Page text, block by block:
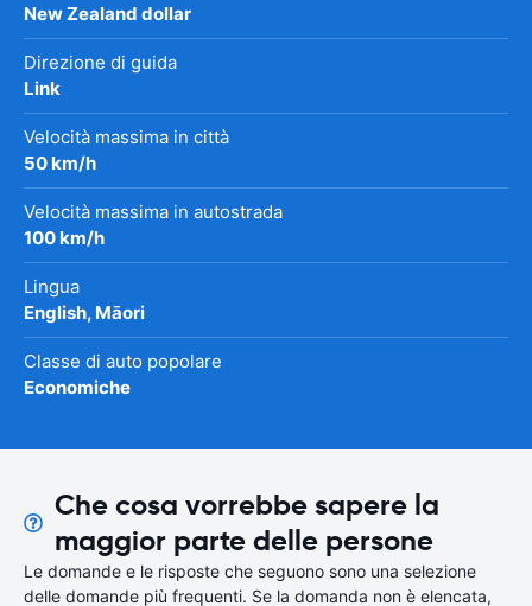
New Zealand dollar
Direzione di guida
Link
Velocità massima in città
50 km/h
Velocità massima in autostrada
100 km/h
Lingua
English, Māori
Classe di auto popolare
Economiche
Che cosa vorrebbe sapere la
maggior parte delle persone
Le domande e le risposte che seguono sono una selezione
delle domande più frequenti. Se la domanda non è elencata,